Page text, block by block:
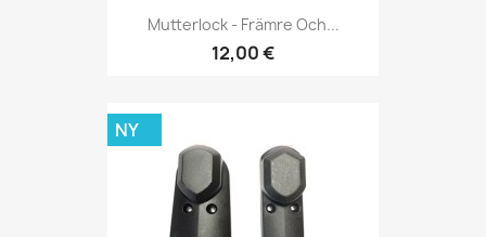
Mutterlock - Främre Och...
12,00 €
NY